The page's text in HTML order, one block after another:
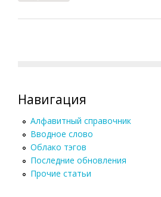
Навигация
Алфавитный справочник
Вводное слово
Облако тэгов
Последние обновления
Прочие статьи